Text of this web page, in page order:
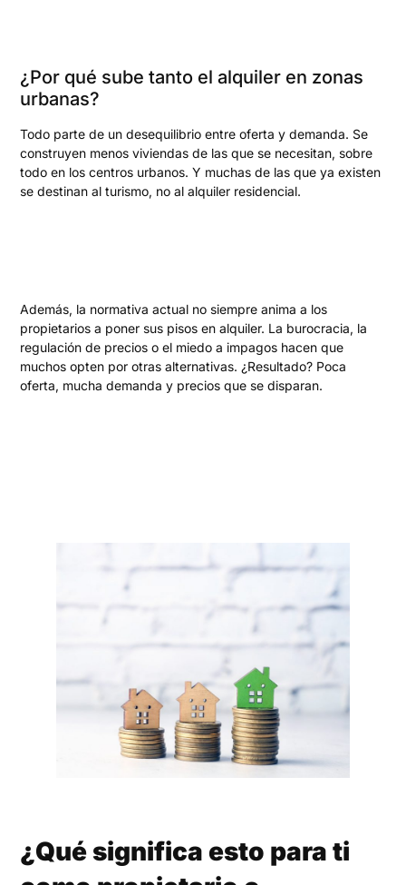
¿Por qué sube tanto el alquiler en zonas
urbanas?
Todo parte de un desequilibrio entre oferta y demanda. Se
construyen menos viviendas de las que se necesitan, sobre
todo en los centros urbanos. Y muchas de las que ya existen
se destinan al turismo, no al alquiler residencial.
Además, la normativa actual no siempre anima a los
propietarios a poner sus pisos en alquiler. La burocracia, la
regulación de precios o el miedo a impagos hacen que
muchos opten por otras alternativas. ¿Resultado? Poca
oferta, mucha demanda y precios que se disparan.
¿Qué significa esto para ti